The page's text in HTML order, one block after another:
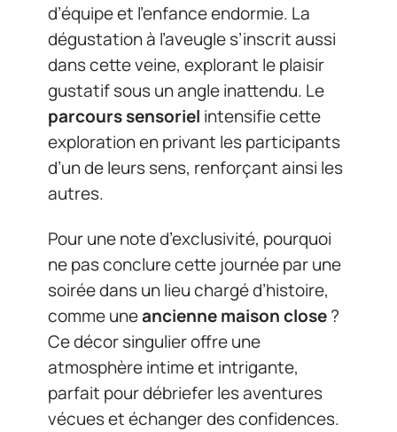
d’équipe et l’enfance endormie. La
dégustation à l’aveugle s’inscrit aussi
dans cette veine, explorant le plaisir
gustatif sous un angle inattendu. Le
parcours sensoriel intensifie cette
exploration en privant les participants
d’un de leurs sens, renforçant ainsi les
autres.
Pour une note d’exclusivité, pourquoi
ne pas conclure cette journée par une
soirée dans un lieu chargé d’histoire,
comme uneancienne maison close?
Ce décor singulier offre une
atmosphère intime et intrigante,
parfait pour débriefer les aventures
vécues et échanger des confidences.